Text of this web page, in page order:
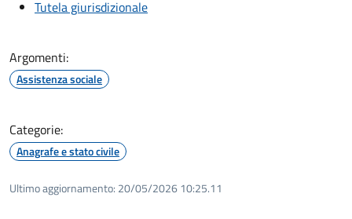
Tutela giurisdizionale
Argomenti:
Assistenza sociale
Categorie:
Anagrafe e stato civile
Ultimo aggiornamento: 20/05/2026 10:25.11